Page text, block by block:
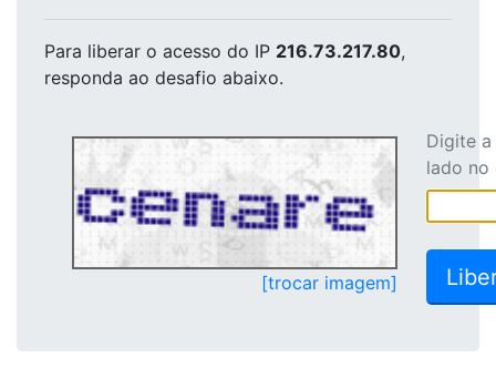
Para liberar o acesso do IP 216.73.217.80,
responda ao desafio abaixo.
[trocar imagem]
Digite
lado no